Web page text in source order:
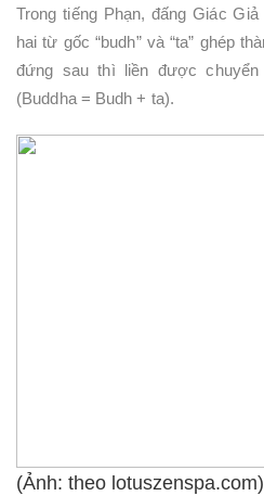
Trong tiếng Phạn, đấng Giác
hai từ gốc “budh” và “ta” ghép
đứng sau thì liền được chuyển
(Buddha = Budh + ta).
(Ảnh: theo lotuszenspa.com)